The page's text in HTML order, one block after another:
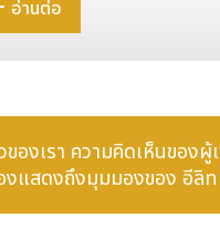
อยู่อาศัย บริการช่วยเหลือ
ความผูกพันกับลูกค้ายุคใหม่
NVIDIA NeMo
รปรับแต่งโมเดล การเพิ่
อ่านต่อ
งเรา ความคิดเห็นของ
งแสดงถึงมุมมองของ อีลิ